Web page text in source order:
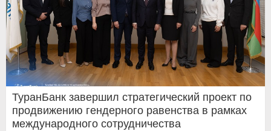
ТуранБанк завершил стратегический проект по
продвижению гендерного равенства в рамках
международного сотрудничества